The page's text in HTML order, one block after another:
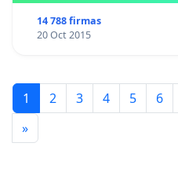
14 788 firmas
20 Oct 2015
1 2 3 4 5 6
»